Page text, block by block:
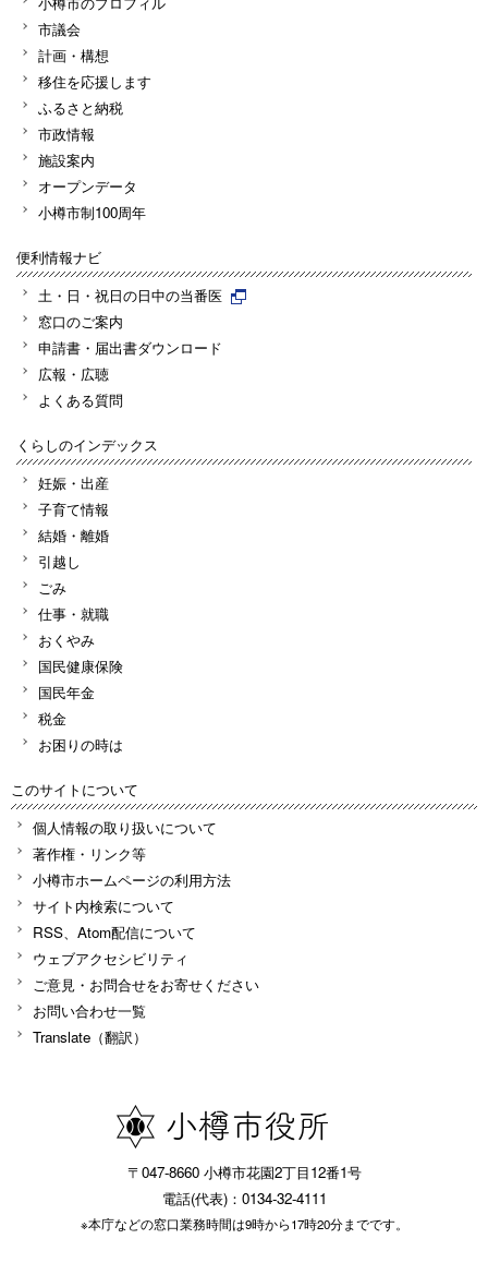
市議会
計画・構想
移住を応援します
ふるさと納税
市政情報
施設案内
オープンデータ
小樽市制100周年
便利情報ナビ
土・日・祝日の日中の当番医
窓口のご案内
申請書・届出書ダウンロード
広報・広聴
よくある質問
くらしのインデックス
妊娠・出産
子育て情報
結婚・離婚
引越し
ごみ
仕事・就職
おくやみ
国民健康保険
国民年金
税金
お困りの時は
このサイトについて
個人情報の取り扱いについて
著作権・リンク等
小樽市ホームページの利用方法
サイト内検索について
RSS、Atom配信について
ウェブアクセシビリティ
ご意見・お問合せをお寄せください
お問い合わせ一覧
Translate（翻訳）
〒047-8660 小樽市花園2丁目12番1号
電話(代表)：0134-32-4111
※本庁などの窓口業務時間は9時から17時20分までです。